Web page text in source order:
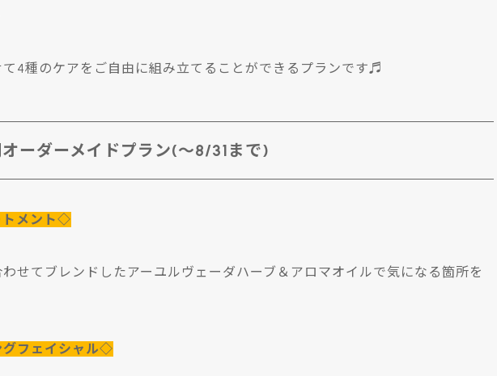
て4種のケアをご自由に組み立てることができるプランです♬
ーダーメイドプラン(～8/31まで)
メント◇
せてブレンドしたアーユルヴェーダハーブ＆アロマオイルで気になる箇所を
フェイシャル◇